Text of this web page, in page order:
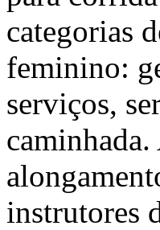
categorias
feminino:
serviços,
instrutores